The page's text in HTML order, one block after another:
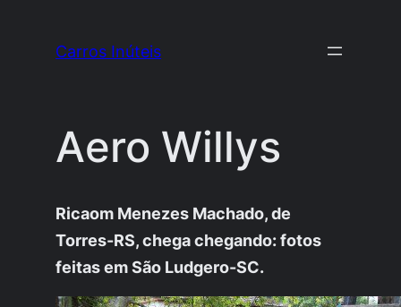
Carros Inúteis
Aero Willys
Ricaom Menezes Machado, de
Torres-RS, chega chegando: fotos
feitas em São Ludgero-SC.